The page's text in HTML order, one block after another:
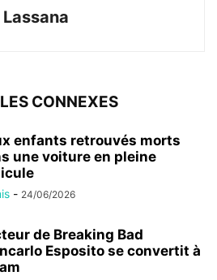
Lassana
CONNEXES
enfants retrouvés morts
une voiture en pleine
- 24/06/2026
de Breaking Bad
Esposito se convertit à